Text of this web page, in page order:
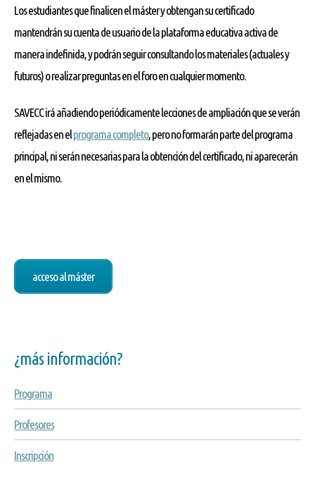
Los estudiantes que finalicen el máster y obtengan su certificado
mantendrán su cuenta de usuario de la plataforma educativa activa de
manera indefinida, y podrán seguir consultando los materiales (actuales y
futuros) o realizar preguntas en el foro en cualquier momento.
SAVECC irá añadiendo periódicamente lecciones de ampliación que se verán
reflejadas en elprograma completo, pero no formarán parte del programa
principal, ni serán necesarias para la obtención del certificado, ni aparecerán
en el mismo.
acceso al máster
¿más información?
Programa
Profesores
Inscripción